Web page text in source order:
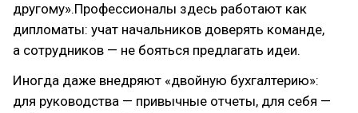
другому».Профессионалы здесь работают как
дипломаты: учат начальников доверять команде,
а сотрудников — не бояться предлагать идеи.
Иногда даже внедряют «двойную бухгалтерию»:
для руководства — привычные отчеты, для себя —